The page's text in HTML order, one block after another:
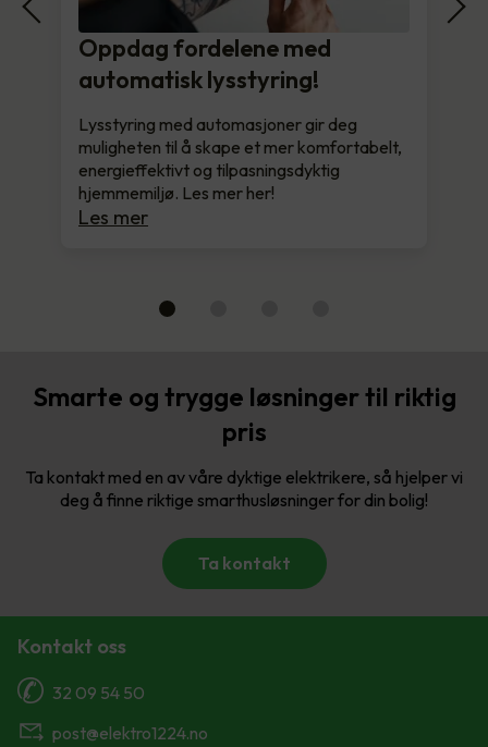
Oppdag fordelene med
automatisk lysstyring!
Lysstyring med automasjoner gir deg
muligheten til å skape et mer komfortabelt,
energieffektivt og tilpasningsdyktig
hjemmemiljø. Les mer her!
Les mer
Smarte og trygge løsninger til riktig
pris
Ta kontakt med en av våre dyktige elektrikere, så hjelper vi
deg å finne riktige smarthusløsninger for din bolig!
Ta kontakt
Kontakt oss
32 09 54 50
post@elektro1224.no